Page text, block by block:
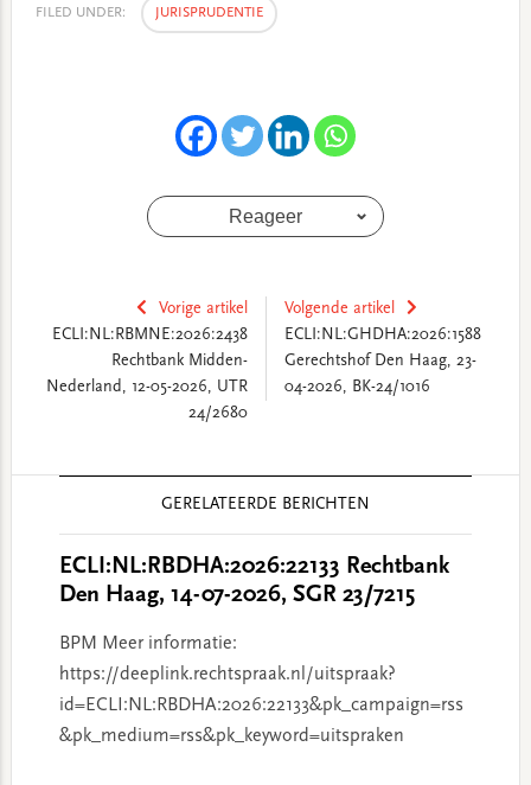
FILED UNDER: JURISPRUDENTIE
Reageer
Vorige artikel
ECLI:NL:RBMNE:2026:2438
Rechtbank Midden-
Nederland, 12-05-2026, UTR
24/2680
Volgende artikel
ECLI:NL:GHDHA:2026:1588
Gerechtshof Den Haag, 23-
04-2026, BK-24/1016
GERELATEERDE BERICHTEN
ECLI:NL:RBDHA:2026:22133 Rechtbank
Den Haag, 14-07-2026, SGR 23/7215
BPM Meer informatie:
https://deeplink.rechtspraak.nl/uitspraak?
id=ECLI:NL:RBDHA:2026:22133&pk_campaign=rss
&pk_medium=rss&pk_keyword=uitspraken